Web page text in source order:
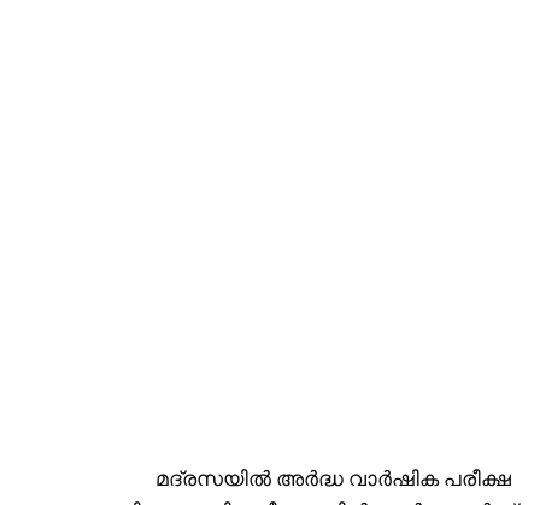
മദ്രസയിൽ അർദ്ധ വാർഷിക പരീക്ഷ